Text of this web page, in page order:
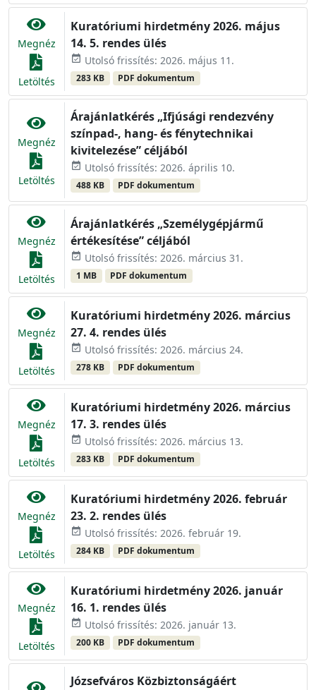
Megnéz
Letöltés
Kuratóriumi hirdetmény 2026. május
14. 5. rendes ülés
event_available Utolsó frissítés: 2026. május 11.
283 KB PDF dokumentum
Megnéz
Letöltés
Árajánlatkérés „Ifjúsági rendezvény
színpad-, hang- és fénytechnikai
kivitelezése” céljából
event_available Utolsó frissítés: 2026. április 10.
488 KB PDF dokumentum
Megnéz
Letöltés
Árajánlatkérés „Személygépjármű
értékesítése” céljából
event_available Utolsó frissítés: 2026. március 31.
1 MB PDF dokumentum
Megnéz
Letöltés
Kuratóriumi hirdetmény 2026. március
27. 4. rendes ülés
event_available Utolsó frissítés: 2026. március 24.
278 KB PDF dokumentum
Megnéz
Letöltés
Kuratóriumi hirdetmény 2026. március
17. 3. rendes ülés
event_available Utolsó frissítés: 2026. március 13.
283 KB PDF dokumentum
Megnéz
Letöltés
Kuratóriumi hirdetmény 2026. február
23. 2. rendes ülés
event_available Utolsó frissítés: 2026. február 19.
284 KB PDF dokumentum
Megnéz
Letöltés
Kuratóriumi hirdetmény 2026. január
16. 1. rendes ülés
event_available Utolsó frissítés: 2026. január 13.
200 KB PDF dokumentum
Józsefváros Közbiztonságáért